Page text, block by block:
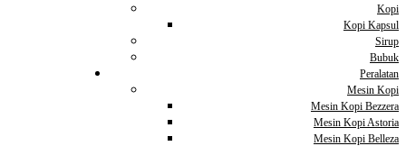
Kopi
Kopi Kapsul
Sirup
Bubuk
Peralatan
Mesin Kopi
Mesin Kopi Bezzera
Mesin Kopi Astoria
Mesin Kopi Belleza